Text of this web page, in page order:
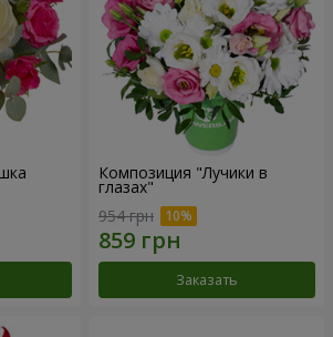
Композиция "Лучики в
глазах"
954 грн
Заказать